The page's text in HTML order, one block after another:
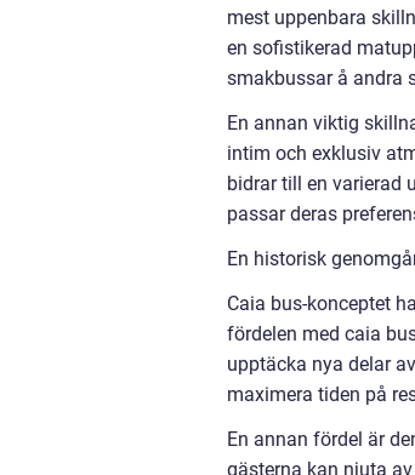
mest uppenbara
en sofistikerad
smakbussar å andra
En annan viktig
intim och exklusiv
bidrar till en varierad
passar deras
En historisk
Caia bus-konceptet
fördelen med caia
upptäcka nya delar
maximera tiden på
En annan fördel är
gästerna kan njuta